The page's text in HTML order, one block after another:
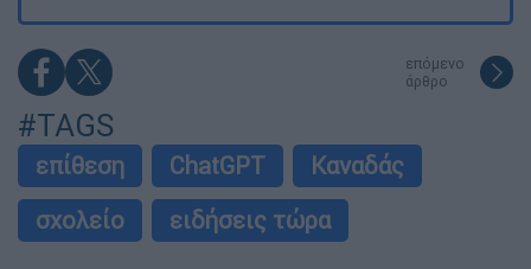
επόμενο
άρθρο
#TAGS
επίθεση ChatGPT
Καναδάς
σχολείο
ειδήσεις τώρα